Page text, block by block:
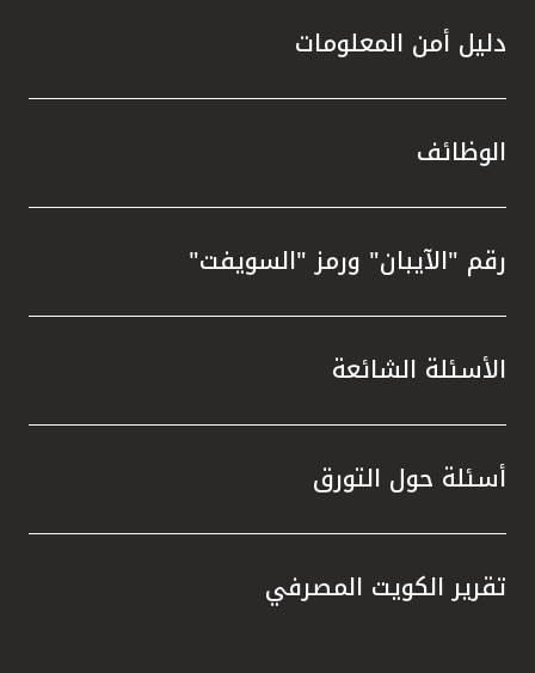
دليل أمن المعلومات
الوظائف
رقم "الآيبان" ورمز "السويفت"
الأسئلة الشائعة
أسئلة حول التورق
تقرير الكويت المصرفي